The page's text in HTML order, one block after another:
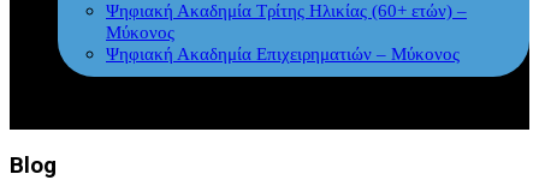
Ψηφιακή Ακαδημία Τρίτης Ηλικίας (60+ ετών) –
Μύκονος
Ψηφιακή Ακαδημία Επιχειρηματιών – Μύκονος
Blog